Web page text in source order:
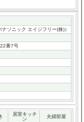
ナソニック エイジフリー(株)）
番7号
居室キッチ
ン
夫婦部屋